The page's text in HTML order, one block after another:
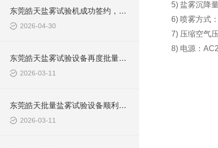
东莞皓天盐雾试验机成功签约，助力企业腐蚀检测升级
2026-04-30
东莞皓天盐雾试验设备再度批量发运，赋能多领域品质提升
2026-03-11
东莞皓天批量盐雾试验设备顺利发运，助力企业品质管控升级
2026-03-11
5) 盐雾沉降
6) 喷雾方式
7) 压缩空气
8) 电源：